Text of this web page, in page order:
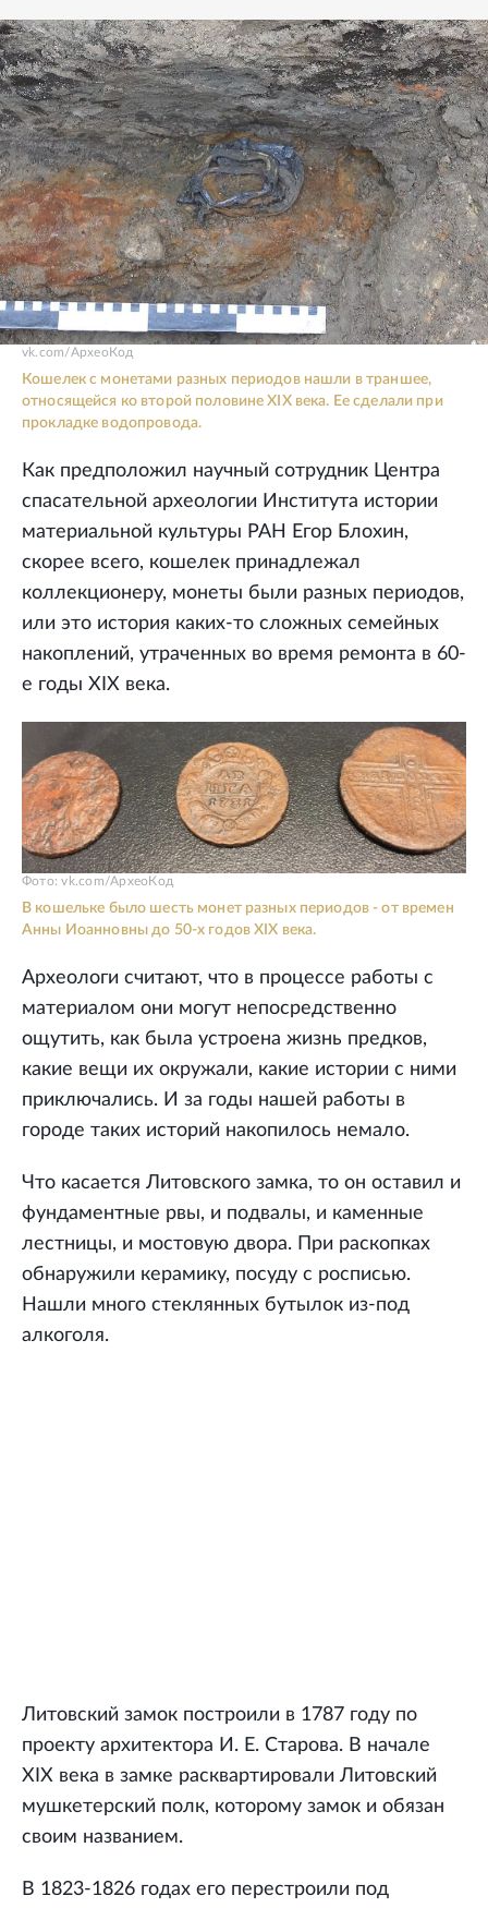
vk.com/АрхеоКод
Кошелек с монетами разных периодов нашли в траншее,
относящейся ко второй половине XIX века. Ее сделали при
прокладке водопровода.
Как предположил научный сотрудник Центра
спасательной археологии Института истории
материальной культуры РАН Егор Блохин,
скорее всего, кошелек принадлежал
коллекционеру, монеты были разных периодов,
или это история каких-то сложных семейных
накоплений, утраченных во время ремонта в 60-
е годы XIX века.
В кошельке было шесть монет разных периодов - от времен
Анны Иоанновны до 50-х годов XIX века.
Фото: vk.com/АрхеоКод
Археологи считают, что в процессе работы с
материалом они могут непосредственно
ощутить, как была устроена жизнь предков,
какие вещи их окружали, какие истории с ними
приключались. И за годы нашей работы в
городе таких историй накопилось немало.
Что касается Литовского замка, то он оставил и
фундаментные рвы, и подвалы, и каменные
лестницы, и мостовую двора. При раскопках
обнаружили керамику, посуду с росписью.
Нашли много стеклянных бутылок из-под
алкоголя.
Литовский замок построили в 1787 году по
проекту архитектора И. Е. Старова. В начале
XIX века в замке расквартировали Литовский
мушкетерский полк, которому замок и обязан
своим названием.
В 1823-1826 годах его перестроили под